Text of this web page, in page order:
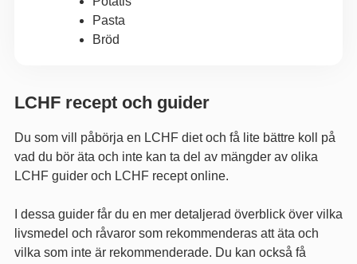
Pasta
Bröd
LCHF recept och guider
Du som vill påbörja en LCHF diet och få lite bättre koll på
vad du bör äta och inte kan ta del av mängder av olika
LCHF guider och LCHF recept online.
I dessa guider får du en mer detaljerad överblick över vilka
livsmedel och råvaror som rekommenderas att äta och
vilka som inte är rekommenderade. Du kan också få